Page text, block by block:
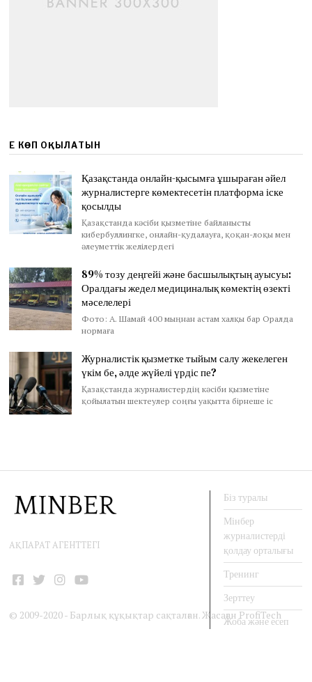
ЕҢ КӨП ОҚЫЛАТЫН
Қазақстанда онлайн-қысымға ұшыраған әйел
журналистерге көмектесетін платформа іске
қосылды
Қазақстанда кәсіби қызметіне байланысты
кибербуллингке, онлайн-қудалауға, қоқан-лоқы мен
әлеуметтік желілердегі
89% тозу деңгейі және басшылықтың ауысуы:
Оралдағы жедел медициналық көмектің өзекті
мәселелері
Фото: А. Шамай 400 мыңнан астам халқы бар Оралда
нормаға
Журналистік қызметке тыйым салу жекелеген
үкім бе, әлде жүйелі үрдіс пе?
Қазақстанда журналистердің кәсіби қызметіне
қойылатын шектеулер соңғы уақытта бірнеше іс
АҚПАРАТ АГЕНТТЕГІ
© 2009-2020 - Барлық құқықтар сақталған. Жасаған ProfiTech
Біз туралы
Мінбер
журналистерді
қолдау орталығы
Тренинг
Зерттеу
Жоба және есеп